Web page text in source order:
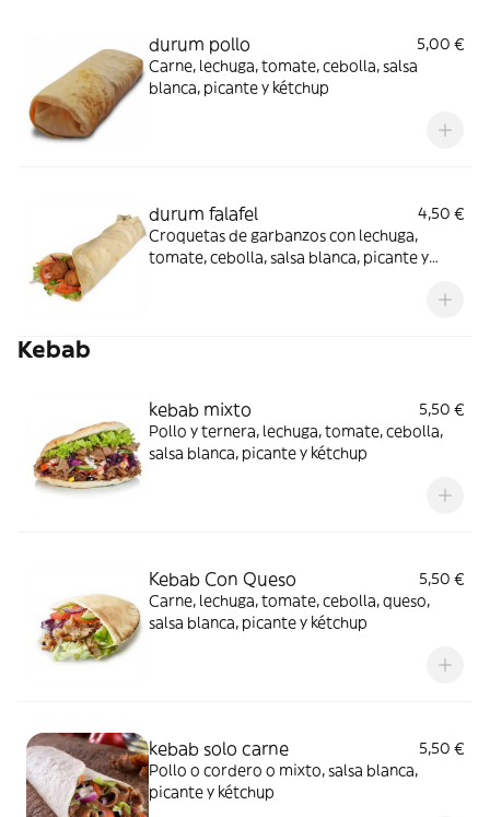
durum pollo
5,00 €
Carne, lechuga, tomate, cebolla, salsa
blanca, picante y kétchup
durum falafel
4,50 €
Croquetas de garbanzos con lechuga,
tomate, cebolla, salsa blanca, picante y
Kebab
kebab mixto
5,50 €
Pollo y ternera, lechuga, tomate, cebolla,
salsa blanca, picante y kétchup
Kebab Con Queso
5,50 €
Carne, lechuga, tomate, cebolla, queso,
salsa blanca, picante y kétchup
kebab solo carne
5,50 €
Pollo o cordero o mixto, salsa blanca,
picante y kétchup